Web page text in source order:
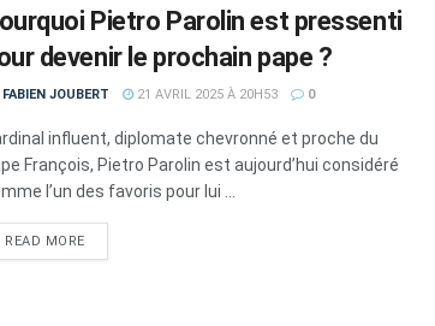
Pietro Parolin est pressenti
devenir le prochain pape ?
FABIEN JOUBERT 21 AVRIL 2025 À 20H53 0
influent, diplomate chevronné et proche du
François, Pietro Parolin est aujourd’hui considéré
l’un des favoris pour lui ...
READ MOREDETAILS